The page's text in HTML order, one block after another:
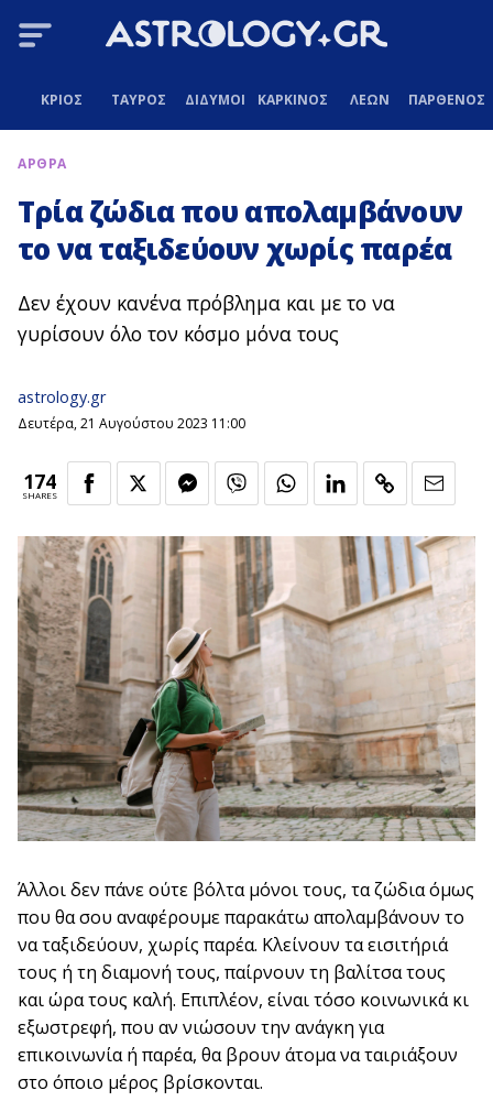
ΚΡΙΟΣ ΤΑΥΡΟΣ ΔΙΔΥΜΟΙ ΚΑΡΚΙΝΟΣ ΛΕΩΝ ΠΑΡΘΕΝΟΣ
ΑΡΘΡΑ
Τρία ζώδια που απολαμβάνουν
το να ταξιδεύουν χωρίς παρέα
Δεν έχουν κανένα πρόβλημα και με το να
γυρίσουν όλο τον κόσμο μόνα τους
astrology.gr
Δευτέρα, 21 Αυγούστου 2023 11:00
174
SHARES
Άλλοι δεν πάνε ούτε βόλτα μόνοι τους, τα ζώδια όμως
που θα σου αναφέρουμε παρακάτω απολαμβάνουν το
να ταξιδεύουν, χωρίς παρέα. Κλείνουν τα εισιτήριά
τους ή τη διαμονή τους, παίρνουν τη βαλίτσα τους
και ώρα τους καλή. Επιπλέον, είναι τόσο κοινωνικά κι
εξωστρεφή, που αν νιώσουν την ανάγκη για
επικοινωνία ή παρέα, θα βρουν άτομα να ταιριάξουν
στο όποιο μέρος βρίσκονται.